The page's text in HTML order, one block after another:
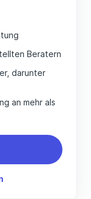
Beratern
darunter
an mehr als